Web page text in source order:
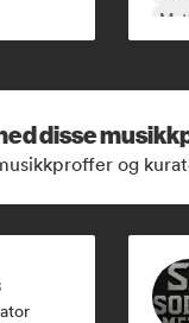
disse
og